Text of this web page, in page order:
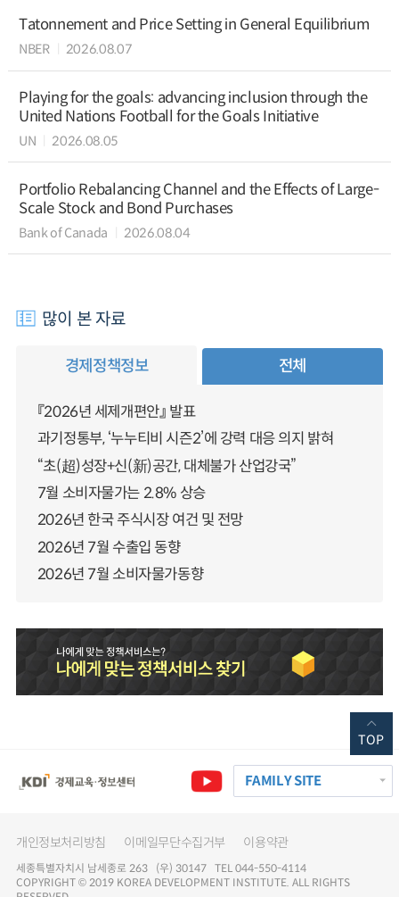
Tatonnement and Price Setting in General Equilibrium
NBER 2026.08.07
Playing for the goals: advancing inclusion through the
United Nations Football for the Goals Initiative
UN 2026.08.05
Portfolio Rebalancing Channel and the Effects of Large-
Scale Stock and Bond Purchases
Bank of Canada 2026.08.04
많이 본 자료
경제정책정보 전체
『2026년 세제개편안』 발표
과기정통부, ‘누누티비 시즌2’에 강력 대응 의지 밝혀
“초(超)성장+신(新)공간, 대체불가 산업강국”
7월 소비자물가는 2.8% 상승
2026년 한국 주식시장 여건 및 전망
2026년 7월 수출입 동향
2026년 7월 소비자물가동향
FAMILY SITE
개인정보처리방침 이메일무단수집거부 이용약관
세종특별자치시 남세종로 263 (우) 30147 TEL 044-550-4114
COPYRIGHT © 2019 KOREA DEVELOPMENT INSTITUTE. ALL RIGHTS
TOP